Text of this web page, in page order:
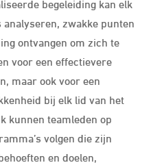
zwakke punten
ontvangen om zich te
voor een effectievere
maar ook voor een
bij elk lid van het
kunnen teamleden op
volgen die zijn
en doelen,